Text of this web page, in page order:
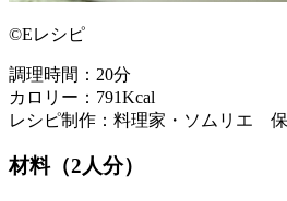
©Eレシピ
調理時間：20分
カロリー：791Kcal
レシピ制作：料理家・ソムリエ
材料（2人分）